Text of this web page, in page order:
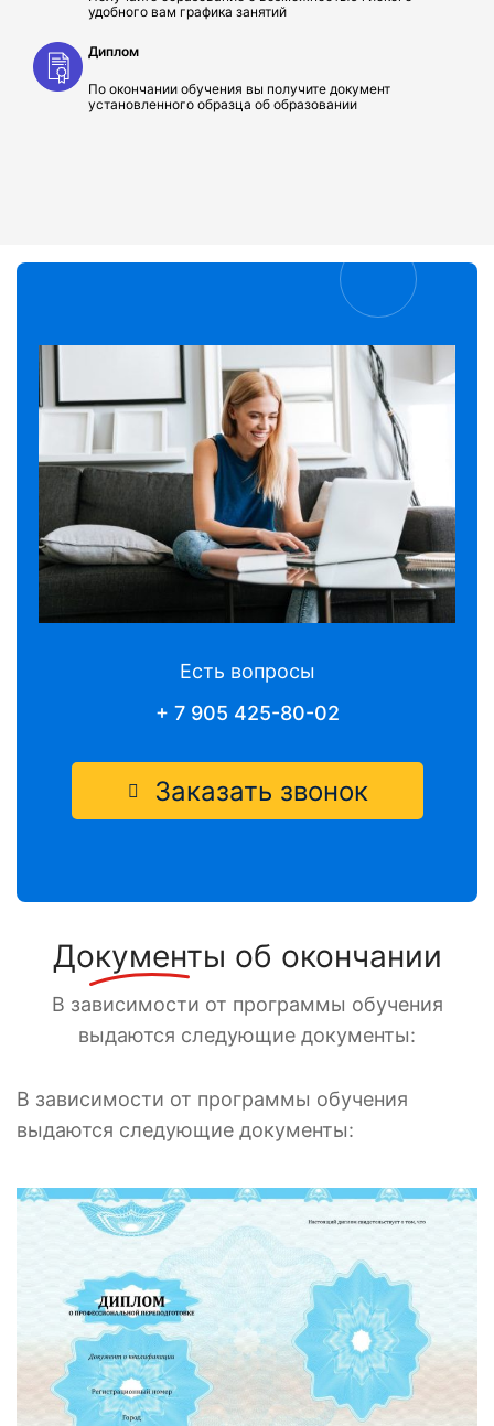
удобного вам графика занятий
Диплом
По окончании обучения вы получите документ
установленного образца об образовании
Есть вопросы
+ 7 905 425-80-02
Заказать звонок
Документы об окончании
В зависимости от программы обучения
выдаются следующие документы:
В зависимости от программы обучения
выдаются следующие документы: